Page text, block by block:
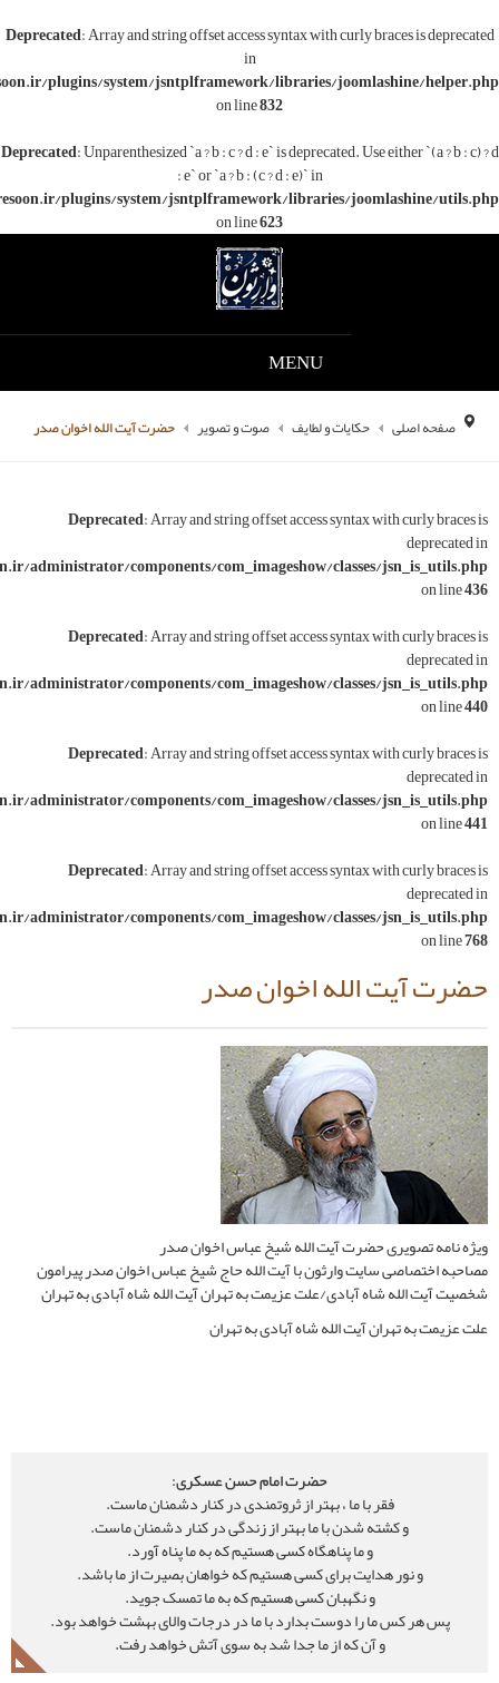
Deprecated: Array and string offset access syntax with
/www/wwwroot/varesoon.ir/plugins/system/jsntplframework/libraries/
Deprecated: Unparenthesized `a ? b : c ? d : e` is
/www/wwwroot/varesoon.ir/plugins/system/jsntplframework/
و لطایف صوت و تصویر حضرت آیت الله اخوان صدر
Deprecated: Array and string offset access
wwwroot/varesoon.ir/administrator/components/com_imageshow/
Deprecated: Array and string offset access
wwwroot/varesoon.ir/administrator/components/com_imageshow/
Deprecated: Array and string offset access
wwwroot/varesoon.ir/administrator/components/com_imageshow/
Deprecated: Array and string offset access
wwwroot/varesoon.ir/administrator/components/com_imageshow/
اخوان صدر
آیت الله شیخ عباس اخوان صدر
با آیت الله حاج شیخ عباس اخوان صدر پیرامون
علت عزیمت به تهران آیت الله شاه آبادی به تهران
شاه آبادی به تهران
حضرت امام حسن عسکری:
، بهتر از ثروتمندی در کنار دشمنان ماست.
با ما بهتر از زندگی در کنار دشمنان ماست.
کسی هستیم که به ما پناه آورد.
کسی هستیم که خواهان بصیرت از ما باشد.
کسی هستیم که به ما تمسک جوید.
بدارد با ما در درجات والای بهشت خواهد بود.
از ما جدا شد به سوی آتش خواهد رفت.